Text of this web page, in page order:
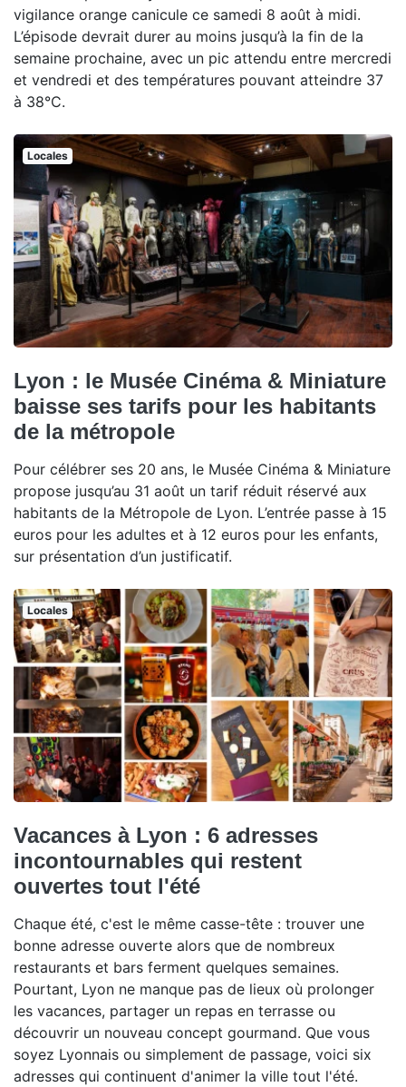
vigilance orange canicule ce samedi 8 août à midi.
L’épisode devrait durer au moins jusqu’à la fin de la
semaine prochaine, avec un pic attendu entre mercredi
et vendredi et des températures pouvant atteindre 37
à 38°C.
Locales
Lyon : le Musée Cinéma & Miniature
baisse ses tarifs pour les habitants
de la métropole
Pour célébrer ses 20 ans, le Musée Cinéma & Miniature
propose jusqu’au 31 août un tarif réduit réservé aux
habitants de la Métropole de Lyon. L’entrée passe à 15
euros pour les adultes et à 12 euros pour les enfants,
sur présentation d’un justificatif.
Locales
Vacances à Lyon : 6 adresses
incontournables qui restent
ouvertes tout l'été
Chaque été, c'est le même casse-tête : trouver une
bonne adresse ouverte alors que de nombreux
restaurants et bars ferment quelques semaines.
Pourtant, Lyon ne manque pas de lieux où prolonger
les vacances, partager un repas en terrasse ou
découvrir un nouveau concept gourmand. Que vous
soyez Lyonnais ou simplement de passage, voici six
adresses qui continuent d'animer la ville tout l'été.